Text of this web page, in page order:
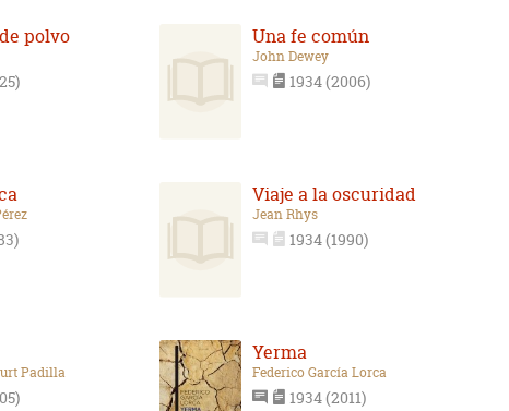
polvo Una fe común
John Dewey
1934 (2006)
Viaje a la oscuridad
Jean Rhys
1934 (1990)
Padilla
Yerma
Federico García Lorca
1934 (2011)